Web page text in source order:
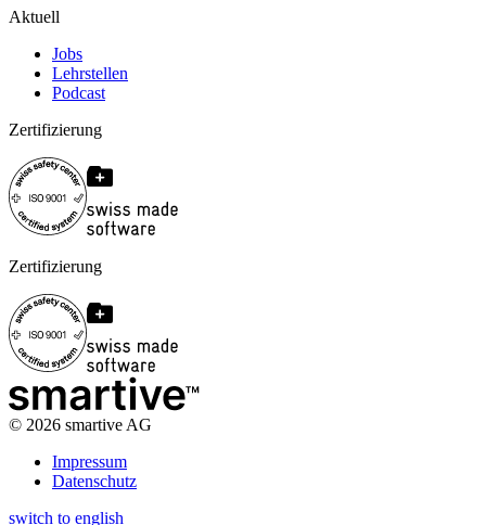
Aktuell
Jobs
Lehrstellen
Podcast
Zertifizierung
Zertifizierung
© 2026 smartive AG
Impressum
Datenschutz
switch to english